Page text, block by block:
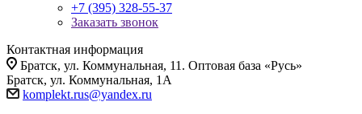
+7 (395) 328-55-37
Заказать звонок
Контактная информация
Братск, ул. Коммунальная, 11. Оптовая база «Русь»
Братск, ул. Коммунальная, 1А
komplekt.rus@yandex.ru